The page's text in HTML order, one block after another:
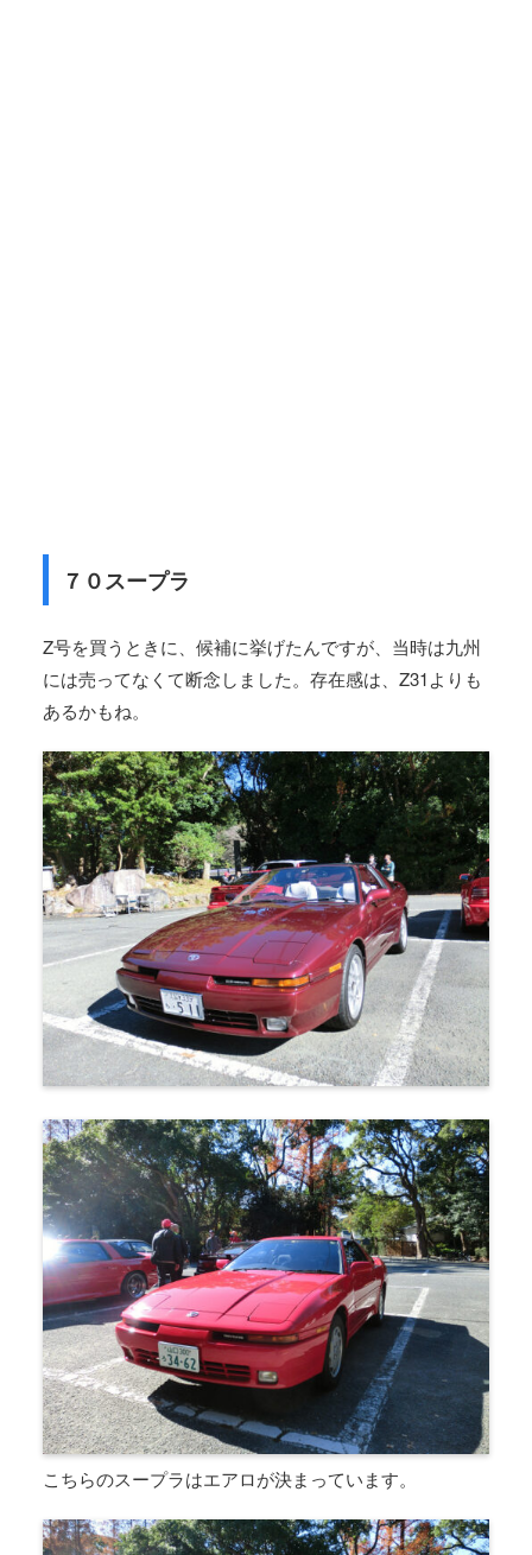
７０スープラ
Z号を買うときに、候補に挙げたんですが、当時は九州
には売ってなくて断念しました。存在感は、Z31よりも
あるかもね。
こちらのスープラはエアロが決まっています。